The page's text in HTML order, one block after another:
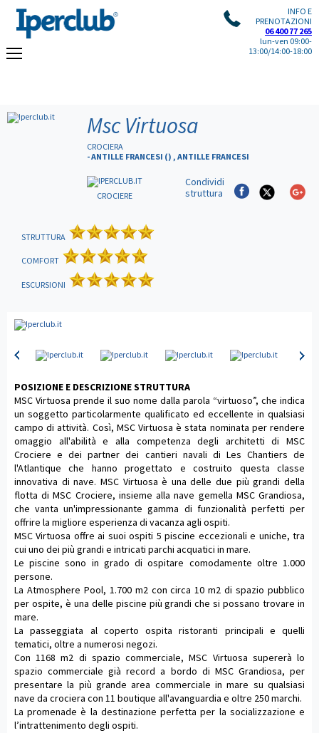
INFO E
PRENOTAZIONI
06 400 77 265
lun-ven 09:00-
13:00/14:00-18:00
Msc Virtuosa
CROCIERA
- ANTILLE FRANCESI () , ANTILLE FRANCESI
CROCIERE
Condividi
struttura
STRUTTURA
COMFORT
ESCURSIONI
POSIZIONE E DESCRIZIONE STRUTTURA
MSC Virtuosa prende il suo nome dalla parola “virtuoso”, che indica
un soggetto particolarmente qualificato ed eccellente in qualsiasi
campo di attività. Così, MSC Virtuosa è stata nominata per rendere
omaggio all'abilità e alla competenza degli architetti di MSC
Crociere e dei partner dei cantieri navali di Les Chantiers de
l'Atlantique che hanno progettato e costruito questa classe
innovativa di nave. MSC Virtuosa è una delle due più grandi della
flotta di MSC Crociere, insieme alla nave gemella MSC Grandiosa,
che vanta un'impressionante gamma di funzionalità perfetti per
offrire la migliore esperienza di vacanza agli ospiti.
MSC Virtuosa offre ai suoi ospiti 5 piscine eccezionali e uniche, tra
cui uno dei più grandi e intricati parchi acquatici in mare.
Le piscine sono in grado di ospitare comodamente oltre 1.000
persone.
La Atmosphere Pool, 1.700 m2 con circa 10 m2 di spazio pubblico
per ospite, è una delle piscine più grandi che si possano trovare in
mare.
La passeggiata al coperto ospita ristoranti principali e quelli
tematici, oltre a numerosi negozi.
Con 1168 m2 di spazio commerciale, MSC Virtuosa supererà lo
spazio commerciale già record a bordo di MSC Grandiosa, per
presentare la più grande area commerciale in mare su qualsiasi
nave da crociera con 11 boutique all'avanguardia e oltre 250 marchi.
La promenade è la destinazione perfetta per la socializzazione e
l’intrattenimento degli ospiti.